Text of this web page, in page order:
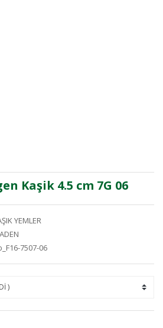
Kaşik 4.5 cm 7G 06
YEMLER
7507-06